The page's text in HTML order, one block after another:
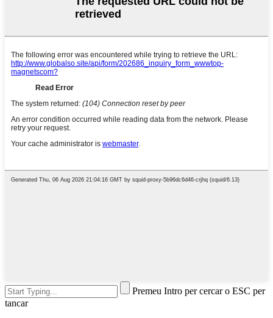
Premeu Intro per cercar o ESC per
tancar